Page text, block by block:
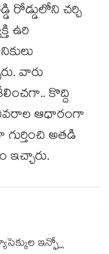
చర్చి
ఉరి
వారు
కొద్ది
ఆధారంగా
అతడి
ఇచ్చారు.
ఇన్ఫ్లో